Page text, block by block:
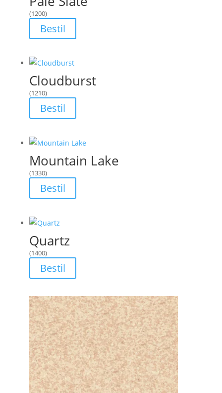
(1200)
Bestil
Cloudburst
(1210)
Bestil
Mountain Lake
(1330)
Bestil
Quartz
(1400)
Bestil